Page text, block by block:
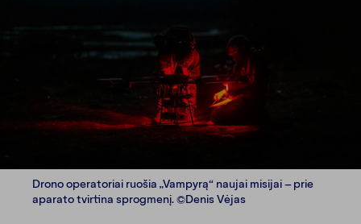
Drono operatoriai ruošia „Vampyrą“ naujai misijai – prie
aparato tvirtina sprogmenį. ©Denis Vėjas